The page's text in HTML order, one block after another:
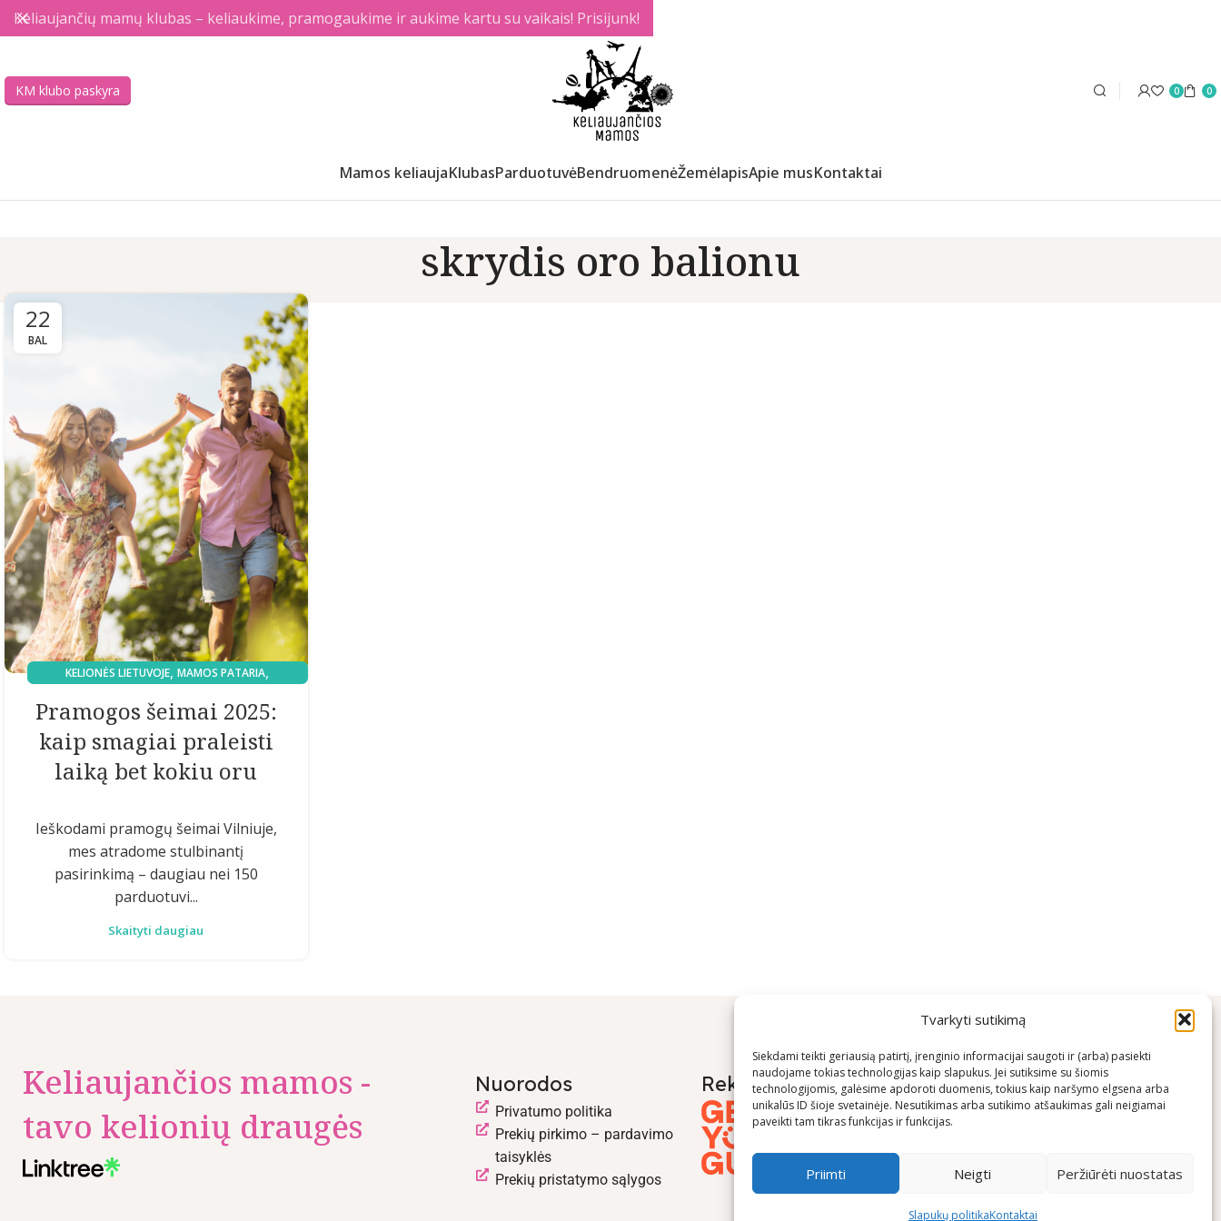
Tvarkyti sutikimą
Siekdami teikti geriausią patirtį, įrenginio informacijai saugoti ir (arba) pasiekti
naudojame tokias technologijas kaip slapukus. Jei sutiksime su šiomis
technologijomis, galėsime apdoroti duomenis, tokius kaip naršymo elgsena arba
unikalūs ID šioje svetainėje. Nesutikimas arba sutikimo atšaukimas gali neigiamai
paveikti tam tikras funkcijas ir funkcijas.
Priimti Neigti Peržiūrėti nuostatas
Slapukų politikaKontaktai
KM klubo paskyra 0 0
Mamos keliaujaKlubasParduotuvėBendruomenėŽemėlapisApie musKontaktai
skrydis oro balionu
22
BAL
KELIONĖS LIETUVOJE,MAMOS PATARIA,
Pramogos šeimai 2025:
kaip smagiai praleisti
laiką bet kokiu oru
Ieškodami pramogų šeimai Vilniuje,
mes atradome stulbinantį
pasirinkimą – daugiau nei 150
parduotuvi...
Skaityti daugiau
Keliaujančios mamos -
tavo kelionių draugės
Nuorodos
Privatumo politika
Prekių pirkimo – pardavimo
taisyklės
Prekių pristatymo sąlygos
Rekomenduojame Kontaktai
+370 600 03600
Keliaujančių mamų klubas – keliaukime, pramogaukime ir aukime kartu su vaikais! Prisijunk!